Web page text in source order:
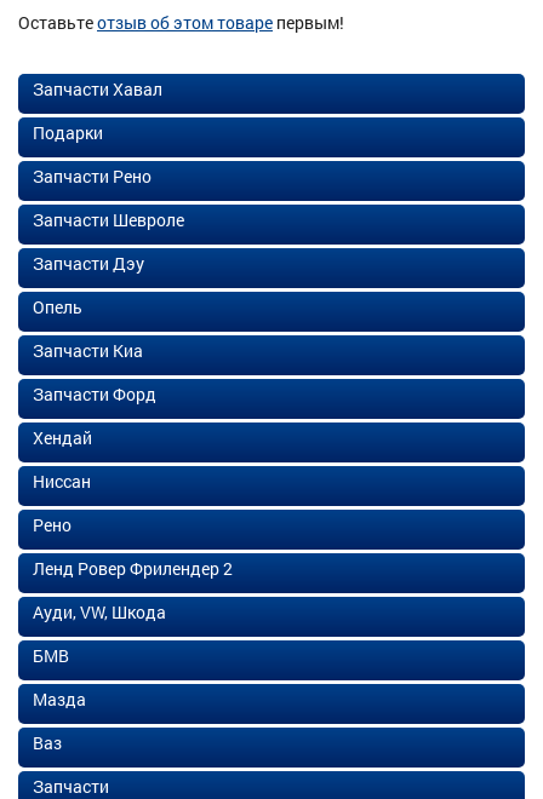
Оставьтеотзыв об этом товаре первым!
Запчасти Хавал
Подарки
Запчасти Рено
Запчасти Шевроле
Запчасти Дэу
Опель
Запчасти Киа
Запчасти Форд
Хендай
Ниссан
Рено
Ленд Ровер Фрилендер 2
Ауди, VW, Шкода
БМВ
Мазда
Ваз
Запчасти